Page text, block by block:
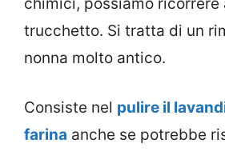
trucchetto. Si tratta di un
nonna molto antico.
Consiste nel pulire il
farina anche se potrebbe